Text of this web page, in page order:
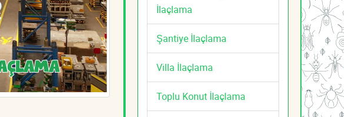
İlaçlama
Şantiye İlaçlama
Villa İlaçlama
Toplu Konut İlaçlama